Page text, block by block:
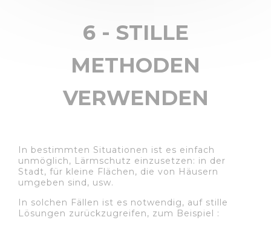
6 - STILLE
METHODEN
VERWENDEN
In bestimmten Situationen ist es einfach
unmöglich, Lärmschutz einzusetzen: in der
Stadt, für kleine Flächen, die von Häusern
umgeben sind, usw.
In solchen Fällen ist es notwendig, auf stille
Lösungen zurückzugreifen, zum Beispiel :